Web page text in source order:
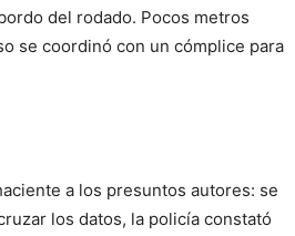
del rodado. Pocos metros
se coordinó con un cómplice para
a los presuntos autores: se
los datos, la policía constató